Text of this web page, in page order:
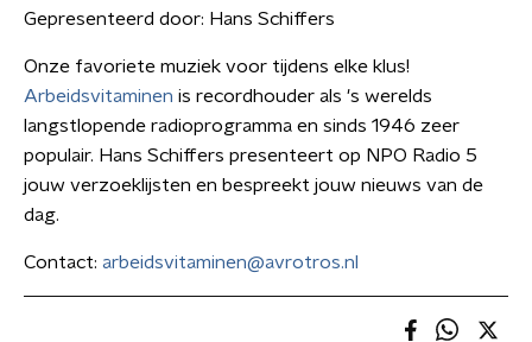
Gepresenteerd door: Hans Schiffers
Onze favoriete muziek voor tijdens elke klus!
Arbeidsvitaminen is recordhouder als 's werelds
langstlopende radioprogramma en sinds 1946 zeer
populair. Hans Schiffers presenteert op NPO Radio 5
jouw verzoeklijsten en bespreekt jouw nieuws van de
dag.
Contact: arbeidsvitaminen@avrotros.nl